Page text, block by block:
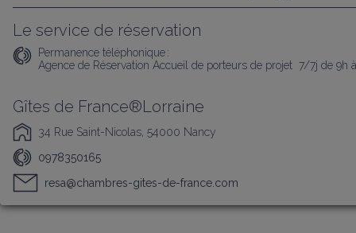
Le service de réservation
Permanence téléphonique :
Agence de Réservation Accueil de porteurs de projet  7/7j de 9h
Gîtes de France®Lorraine
34 Rue Saint-Nicolas, 54000 Nancy
0978350165
resa@chambres-gites-de-france.com